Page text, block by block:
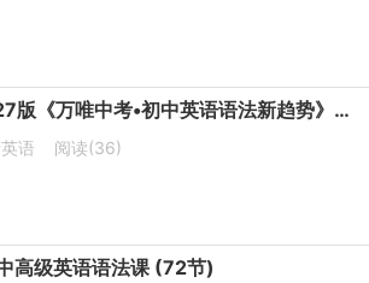
2027版《万唯中考•初中英语语法新趋势》第7版PDF电子版下载
语 阅读(36)
高级英语语法课 (72节)